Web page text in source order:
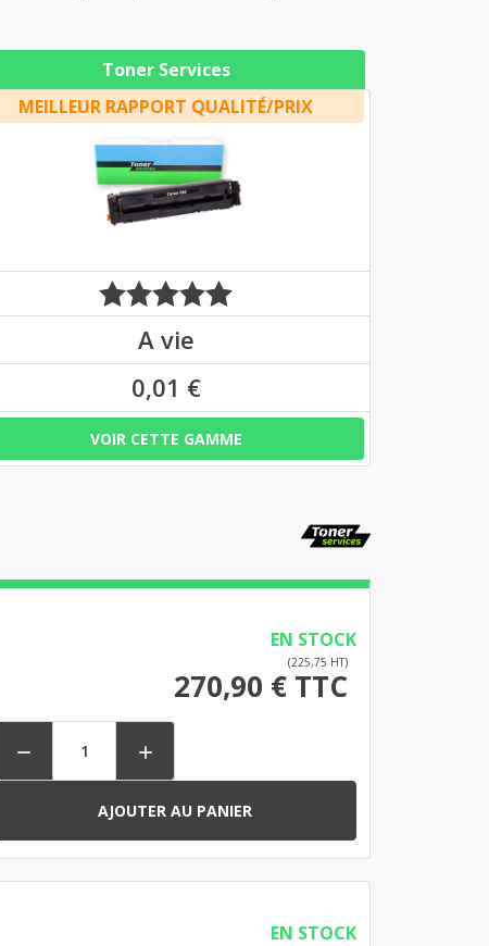
Toner Services
MEILLEUR RAPPORT QUALITÉ/PRIX
A vie
0,01 €
VOIR CETTE GAMME
EN STOCK
(225,75 HT)
270,90 € TTC
 
AJOUTER AU PANIER
EN STOCK